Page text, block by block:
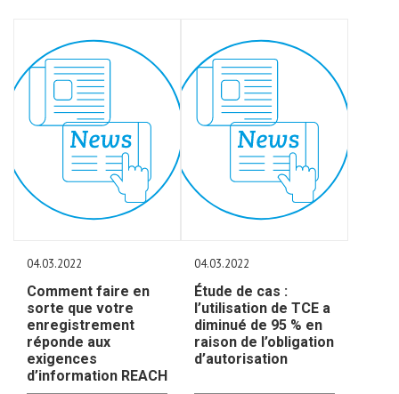
04.03.2022
Comment faire en
sorte que votre
enregistrement
réponde aux
exigences
d’information REACH
04.03.2022
Étude de cas :
l’utilisation de TCE a
diminué de 95 % en
raison de l’obligation
d’autorisation